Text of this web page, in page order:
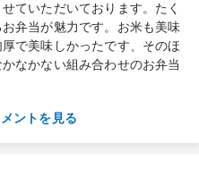
ていただいております。たく
弁当が魅力です。お米も美味
で美味しかったです、そのほ
なかない組み合わせのお弁当
ントを見る